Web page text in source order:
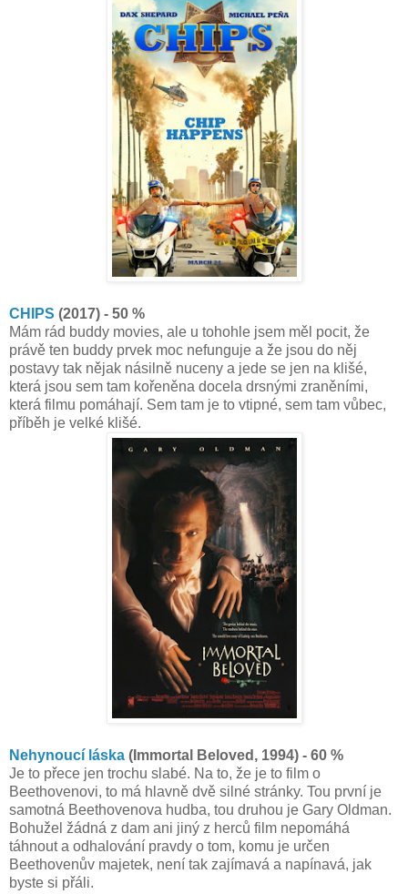
CHIPS (2017) - 50 %
Mám rád buddy movies, ale u tohohle jsem měl pocit, že
právě ten buddy prvek moc nefunguje a že jsou do něj
postavy tak nějak násilně nuceny a jede se jen na klišé,
která jsou sem tam kořeněna docela drsnými zraněními,
která filmu pomáhají. Sem tam je to vtipné, sem tam vůbec,
příběh je velké klišé.
Nehynoucí láska (Immortal Beloved, 1994) - 60 %
Je to přece jen trochu slabé. Na to, že je to film o
Beethovenovi, to má hlavně dvě silné stránky. Tou první je
samotná Beethovenova hudba, tou druhou je Gary Oldman.
Bohužel žádná z dam ani jiný z herců film nepomáhá
táhnout a odhalování pravdy o tom, komu je určen
Beethovenův majetek, není tak zajímavá a napínavá, jak
byste si přáli.